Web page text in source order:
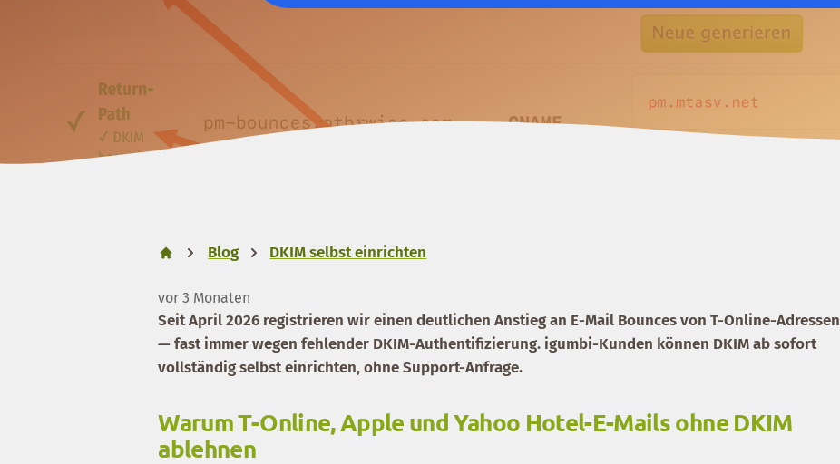
Blog DKIM selbst einrichten
vor 3 Monaten
Seit April 2026 registrieren wir einen deutlichen Anstieg an E-Mail Bounces von T-Online-Adressen
— fast immer wegen fehlender DKIM-Authentifizierung. igumbi-Kunden können DKIM ab sofort
vollständig selbst einrichten, ohne Support-Anfrage.
Warum T-Online, Apple und Yahoo Hotel-E-Mails ohne DKIM
ablehnen